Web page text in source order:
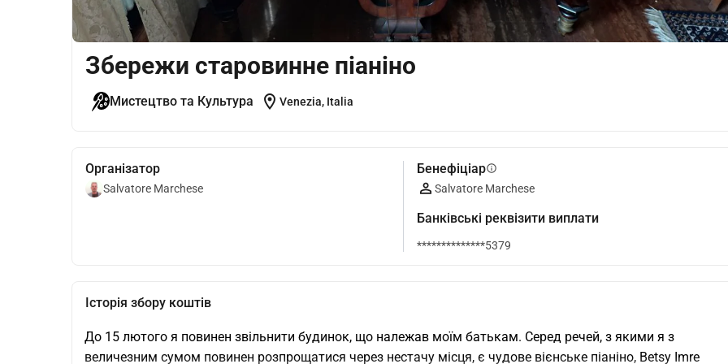
Збережи старовинне піаніно
Мистецтво та Культура location_on Venezia, Italia
Організатор
Salvatore Marchese
Бенефіціарinfo
Salvatore Marchese
Банківські реквізити виплати
**************5379
Історія збору коштів
До 15 лютого я повинен звільнити будинок, що належав моїм батькам. Серед речей, з якими я з
величезним сумом повинен розпрощатися через нестачу місця, є чудове вієнське піаніно, Betsy Imre